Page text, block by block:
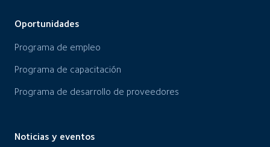
Oportunidades
Programa de empleo
Programa de capacitación
Programa de desarrollo de proveedores
Noticias y eventos